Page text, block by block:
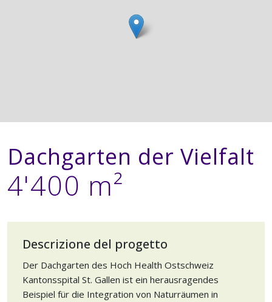
Dachgarten der Vielfalt
4'400 m²
Descrizione del progetto
Der Dachgarten des Hoch Health Ostschweiz
Kantonsspital St. Gallen ist ein herausragendes
Beispiel für die Integration von Naturräumen in